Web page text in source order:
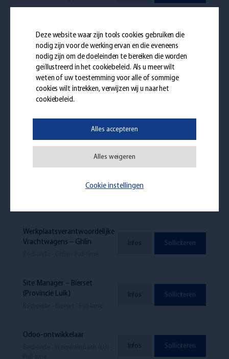
Deze website waar zijn tools cookies gebruiken die
nodig zijn voor de werking ervan en die eveneens
nodig zijn om de doeleinden te bereiken die worden
geïllustreerd in het cookiebeleid. Als u meer wilt
weten of uw toestemming voor alle of sommige
cookies wilt intrekken, verwijzen wij u naar het
cookiebeleid.
Cookie instellingen
Alles weigeren
Alles accepteren
Bediende - Trilogiport - Full-time
Infos Solliciteren
Management Controller
Bediende - Weiswampach - Full-
Infos Solliciteren
Financial Controller
Bediende - Weiswampach (LU) -
Full-time
Infos
Infos
Werkplaatsverantwoordelijke
Vrachtwagens – Ghlin
Infos Solliciteren
Site Manager – Bierset
(Provincie Luik)
Infos Solliciteren
Odoo-ontwikkelaar
Infos Solliciteren